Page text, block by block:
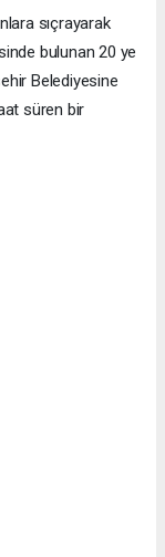
sıçrayarak
bulunan 20 ye
Belediyesine
süren bir